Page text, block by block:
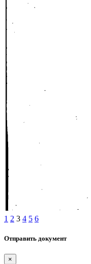
1 2 3 4 5 6
Отправить документ
×